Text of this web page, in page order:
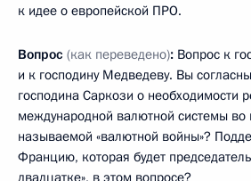
к идее о европейской ПРО.
Вопрос (как переведено): Вопрос к
и к господину Медведеву. Вы
господина Саркози о необходимости
международной валютной системы во
называемой «валютной войны»?
Францию, которая будет
двадцатке», в этом вопросе?